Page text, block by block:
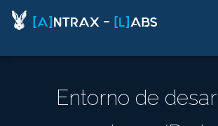
Entorno de